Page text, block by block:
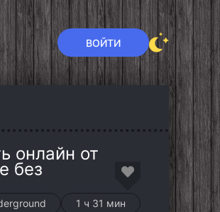
ВОЙТИ
онлайн от
без
1 ч 31 мин